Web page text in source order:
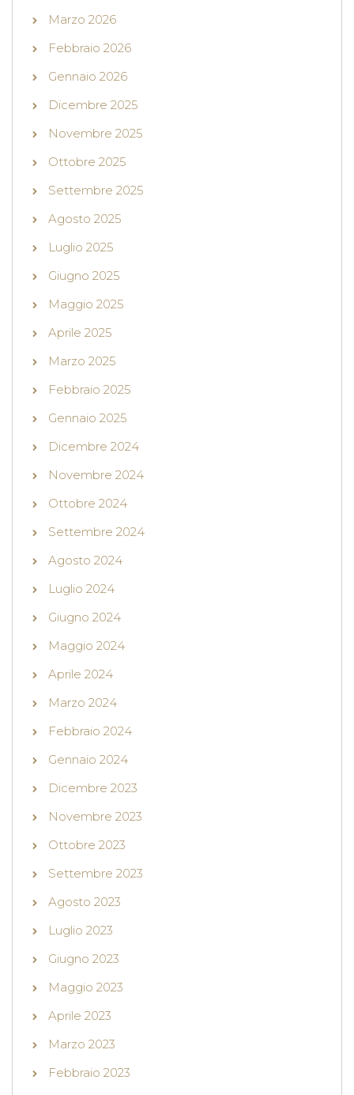
Marzo 2026
Febbraio 2026
Gennaio 2026
Dicembre 2025
Novembre 2025
Ottobre 2025
Settembre 2025
Agosto 2025
Luglio 2025
Giugno 2025
Maggio 2025
Aprile 2025
Marzo 2025
Febbraio 2025
Gennaio 2025
Dicembre 2024
Novembre 2024
Ottobre 2024
Settembre 2024
Agosto 2024
Luglio 2024
Giugno 2024
Maggio 2024
Aprile 2024
Marzo 2024
Febbraio 2024
Gennaio 2024
Dicembre 2023
Novembre 2023
Ottobre 2023
Settembre 2023
Agosto 2023
Luglio 2023
Giugno 2023
Maggio 2023
Aprile 2023
Marzo 2023
Febbraio 2023